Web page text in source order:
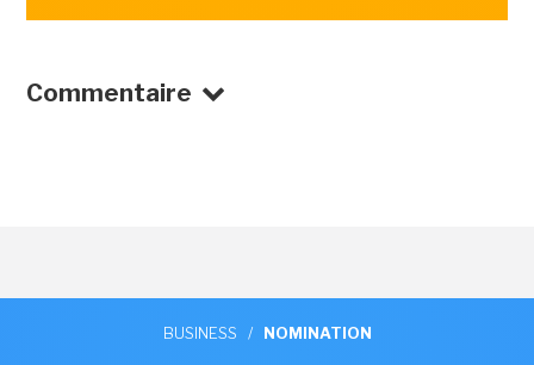
Commentaire
BUSINESS / NOMINATION